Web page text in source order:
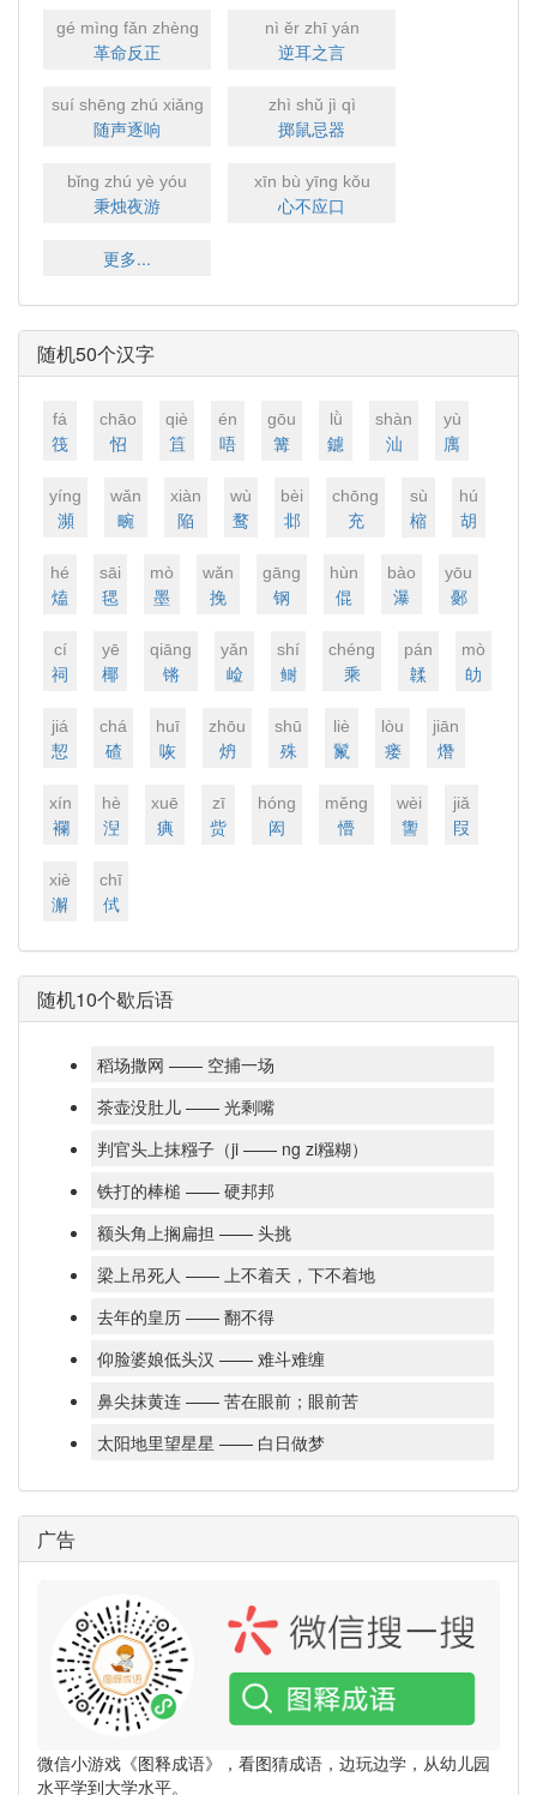
gé mìng fǎn zhèng
革命反正
nì ěr zhī yán
逆耳之言
suí shēng zhú xiǎng
随声逐响
zhì shǔ jì qì
掷鼠忌器
bǐng zhú yè yóu
秉烛夜游
xīn bù yīng kǒu
心不应口
更多...
随机50个汉字
fá
筏
chāo
怊
qiè
笡
én
唔
ɡōu
篝
lǜ
鑢
shàn
汕
yù
庽
yínɡ
瀕
wǎn
畹
xiàn
陥
wù
鹜
bèi
邶
chōnɡ
充
sù
樎
hú
胡
hé
熆
sāi
毸
mò
墨
wǎn
挽
ɡānɡ
钢
hùn
倱
bào
瀑
yōu
鄾
cí
祠
yē
椰
qiānɡ
锵
yǎn
崄
shí
鲥
chénɡ
乘
pán
韖
mò
劰
jiá
恝
chá
碴
huī
咴
zhōu
炿
shū
殊
liè
鬣
lòu
瘘
jiān
熸
xín
襴
hè
湼
xuē
痶
zī
赀
hónɡ
闳
měnɡ
懵
wèi
讏
jiǎ
叚
xiè
澥
chī
侙
随机10个歇后语
稻场撒网 —— 空捕一场
茶壶没肚儿 —— 光剩嘴
判官头上抹糨子（ji —— ng zi糨糊）
铁打的棒槌 —— 硬邦邦
额头角上搁扁担 —— 头挑
梁上吊死人 —— 上不着天，下不着地
去年的皇历 —— 翻不得
仰脸婆娘低头汉 —— 难斗难缠
鼻尖抹黄连 —— 苦在眼前；眼前苦
太阳地里望星星 —— 白日做梦
广告
微信小游戏《图释成语》，看图猜成语，边玩边学，从幼儿园
水平学到大学水平。